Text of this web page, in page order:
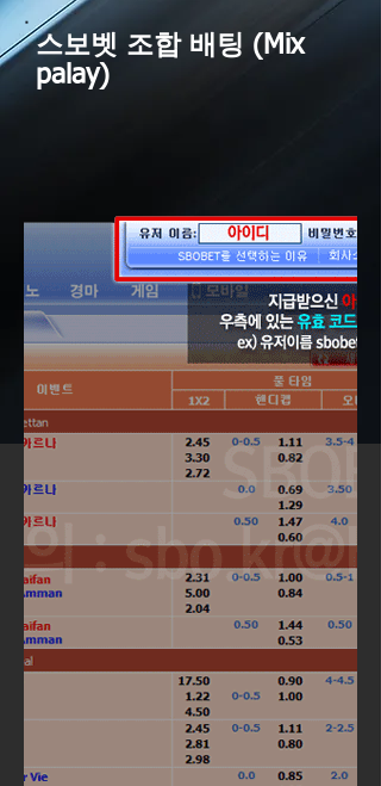
스보벳 조합 배팅 (Mix
palay)